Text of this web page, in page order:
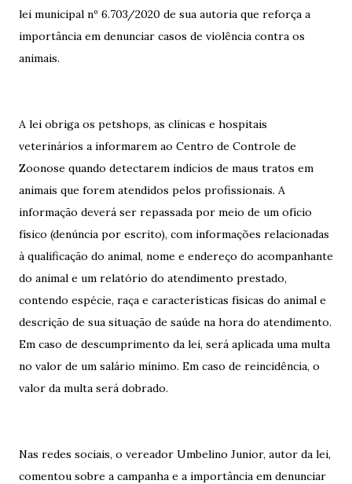
lei municipal nº 6.703/2020 de sua autoria que reforça a
importância em denunciar casos de violência contra os
animais.
A lei obriga os petshops, as clínicas e hospitais
veterinários a informarem ao Centro de Controle de
Zoonose quando detectarem indícios de maus tratos em
animais que forem atendidos pelos profissionais. A
informação deverá ser repassada por meio de um ofício
físico (denúncia por escrito), com informações relacionadas
à qualificação do animal, nome e endereço do acompanhante
do animal e um relatório do atendimento prestado,
contendo espécie, raça e características físicas do animal e
descrição de sua situação de saúde na hora do atendimento.
Em caso de descumprimento da lei, será aplicada uma multa
no valor de um salário mínimo. Em caso de reincidência, o
valor da multa será dobrado.
Nas redes sociais, o vereador Umbelino Junior, autor da lei,
comentou sobre a campanha e a importância em denunciar